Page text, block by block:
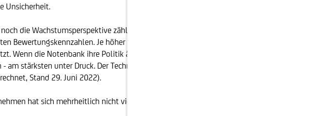
Unsicherheit.
die Wachstumsperspektive zählte. Das hat sich abrupt geändert: Aktien mit
Bewertungskennzahlen. Je höher die Bewertung einer Aktie, umso mehr wird
Wenn die Notenbank ihre Politik ändert und die Zinsen anhebt, dann geraten
stärksten unter Druck. Der Technologieindex NASDAQ hat rund 22 % verloren,
Stand 29. Juni 2022).
hat sich mehrheitlich nicht viel geändert. Was sich geändert hat, ist die nun